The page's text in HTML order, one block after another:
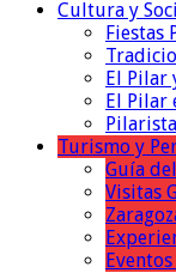
Cultura y
Fiestas
El Pilar
El Pilar
Turismo y
Guía
Visitas